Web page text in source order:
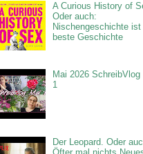
A Curious History of
Oder auch:
Nischengeschichte ist
beste Geschichte
Mai 2026 SchreibVlog
1
Der Leopard. Oder